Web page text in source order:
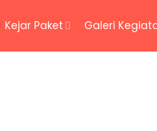
Kejar Paket Galeri